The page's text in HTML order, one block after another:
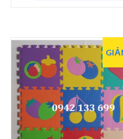
180,000